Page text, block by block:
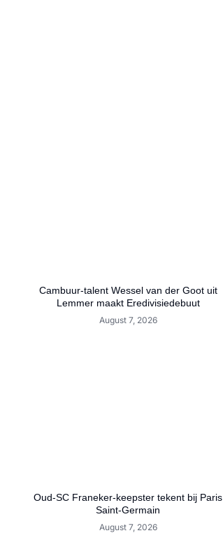
Cambuur-talent Wessel van der Goot uit
Lemmer maakt Eredivisiedebuut
August 7, 2026
Oud-SC Franeker-keepster tekent bij Paris
Saint-Germain
August 7, 2026